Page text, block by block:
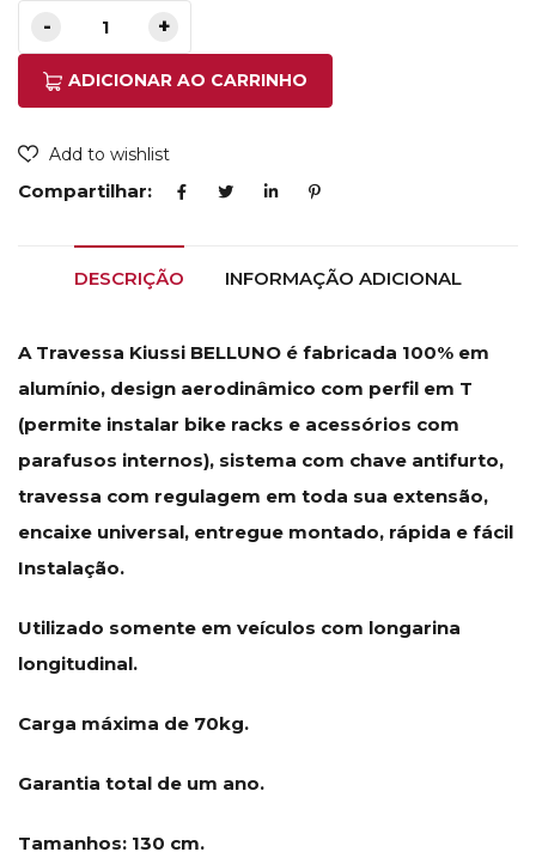
ADICIONAR AO CARRINHO
Add to wishlist
Compartilhar:
DESCRIÇÃO INFORMAÇÃO ADICIONAL
A Travessa Kiussi BELLUNO é fabricada 100% em
alumínio, design aerodinâmico com perfil em T
(permite instalar bike racks e acessórios com
parafusos internos), sistema com chave antifurto,
travessa com regulagem em toda sua extensão,
encaixe universal, entregue montado, rápida e fácil
Instalação.
Utilizado somente em veículos com longarina
longitudinal.
Carga máxima de 70kg.
Garantia total de um ano.
Tamanhos: 130 cm.